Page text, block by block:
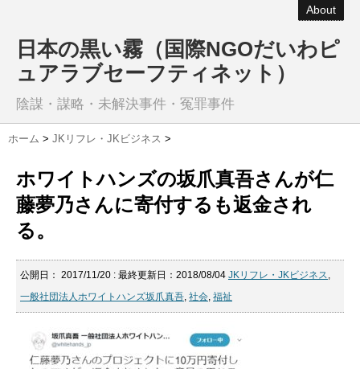
About
日本の黒い霧（国際NGOだいわピ
ュアラブセーフティネット）
陰謀・謀略・未解決事件・冤罪事件
ホーム > JKリフレ・JKビジネス >
ホワイトハンズの坂爪真吾さんが仁
藤夢乃さんに寄付するも返金され
る。
公開日： 2017/11/20 : 最終更新日：2018/08/04 JKリフレ・JKビジネス,
一般社団法人ホワイトハンズ坂爪真吾, 社会, 福祉